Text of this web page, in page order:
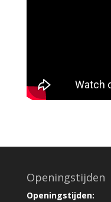
Openingstijden
Openingstijden: